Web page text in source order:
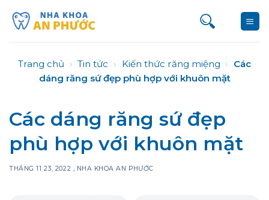
qua
Trang chủ › Tin tức › Kiến thức răng miệng › Các
dáng răng sứ đẹp phù hợp với khuôn mặt
Các dáng răng sứ đẹp
phù hợp với khuôn mặt
THÁNG 11 23, 2022 , NHA KHOA AN PHƯỚC